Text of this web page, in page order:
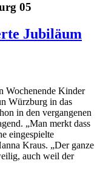
05
Jubiläum
Wochenende Kinder
Würzburg in das
in den vergangenen
„Man merkt dass
eingespielte
Kraus. „Der ganze
auch weil der